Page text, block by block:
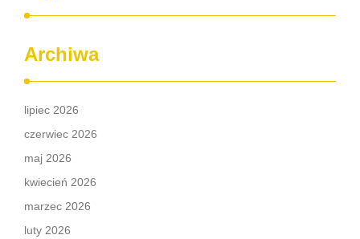
Archiwa
lipiec 2026
czerwiec 2026
maj 2026
kwiecień 2026
marzec 2026
luty 2026